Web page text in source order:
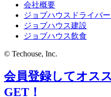
会社概要
ジョブハウスドライバ
ジョブハウス建設
ジョブハウス飲食
© Techouse, Inc.
会員登録してオス
GET！